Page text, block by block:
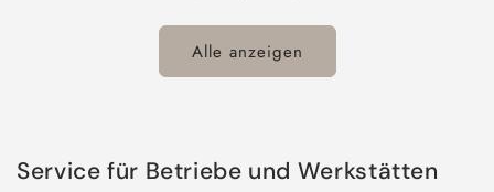
Alle anzeigen
Service für Betriebe und Werkstätten